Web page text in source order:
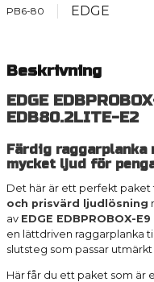
PB6-80 EDGE
Beskrivning
EDGE
EDB80.2LITE-E2
Färdig
mycket ljud för
Det här är ett perfekt paket
och prisvärd ljudlösning
av EDGE EDBPROBOX-E9
en lättdriven raggarplanka
slutsteg som passar
Här får du ett paket som är